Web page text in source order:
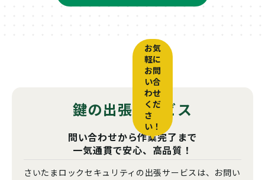
お気
軽に
お問
い合
わせ
くだ
さ
い！
鍵の出張サービス
問い合わせから作業完了まで
一気通貫で安心、高品質！
さいたまロックセキュリティの出張サービスは、お問い